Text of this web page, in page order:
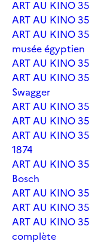
ART AU KINO
ART AU KINO
ART AU KINO
musée égyptien
ART AU KINO
ART AU KINO
Swagger
ART AU KINO
ART AU KINO
ART AU KINO 35
1874
ART AU KINO
Bosch
ART AU KINO
ART AU KINO
ART AU KINO
complète